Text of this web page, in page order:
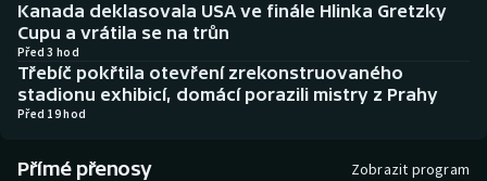
Biatlon
Boby a skeleton
Aplikace ČT sport
AZ kvíz
Kanada deklasovala USA ve finále Hlinka Gretzky
Cupu a vrátila se na trůn
Před 3 hod
Třebíč pokřtila otevření zrekonstruovaného
stadionu exhibicí, domácí porazili mistry z Prahy
Před 19 hod
Přímé přenosy Zobrazit program